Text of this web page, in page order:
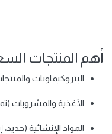
أهم المنتجات
البتروكيماويات
الأغذية والمشروبات
المواد الإنشائية